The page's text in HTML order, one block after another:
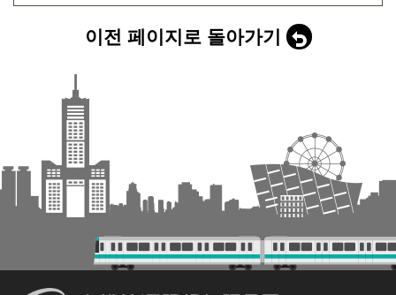
이전 페이지로 돌아가기